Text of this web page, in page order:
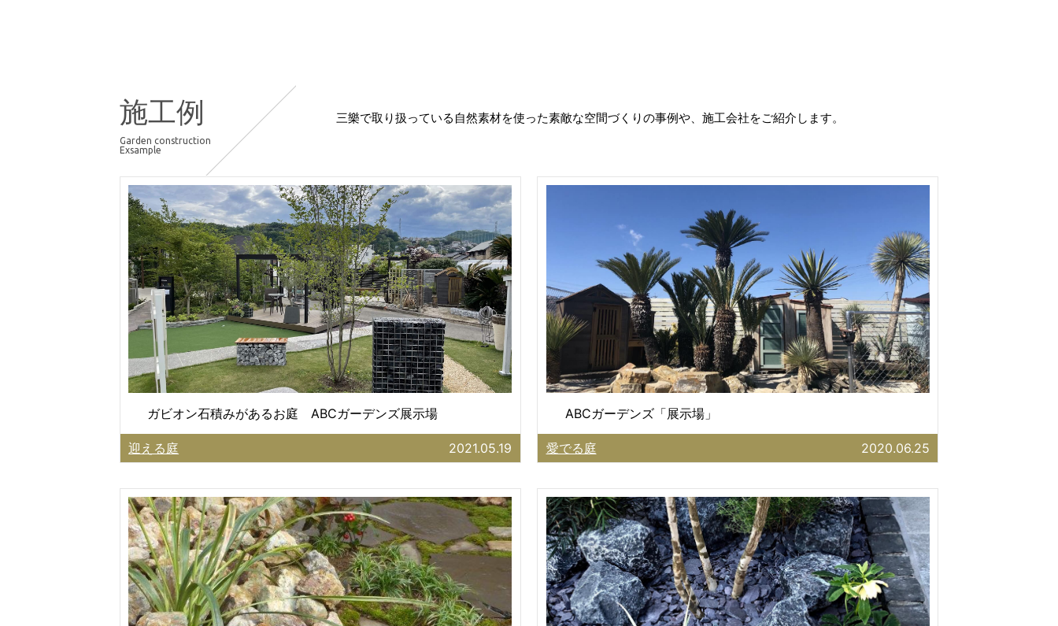
施工例
Garden construction
Exsample
三樂で取り扱っている自然素材を使った素敵な空間づくりの事例や、施工会社をご紹介します。
ガビオン石積みがあるお庭 ABCガーデンズ展示場
迎える庭 2021.05.19
ABCガーデンズ「展示場」
愛でる庭 2020.06.25